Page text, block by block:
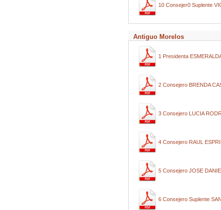
10 Consejer0 Suplente
Antiguo Morelos
1 Presidenta
2 Consejero BRENDA
3 Consejero LUCIA
4 Consejero RAUL
5 Consejero JOSE
6 Consejero Suplente